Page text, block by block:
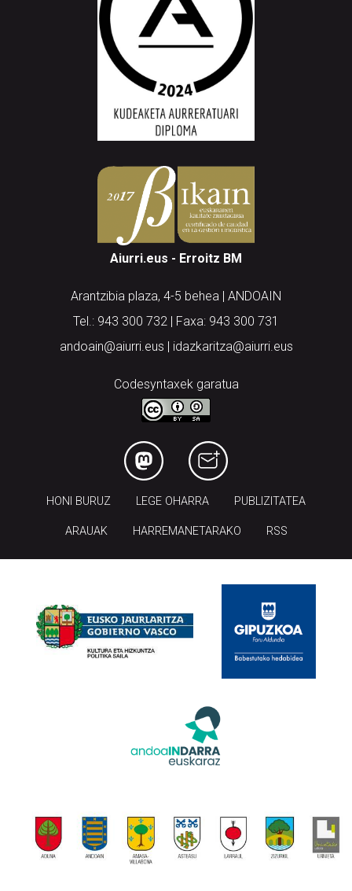
Aiurri.eus - Erroitz BM
Arantzibia plaza, 4-5 behea | ANDOAIN
Tel.: 943 300 732 | Faxa: 943 300 731
andoain@aiurri.eus | idazkaritza@aiurri.eus
Codesyntaxek garatua
HONI BURUZ LEGE OHARRA PUBLIZITATEA
ARAUAK HARREMANETARAKO RSS